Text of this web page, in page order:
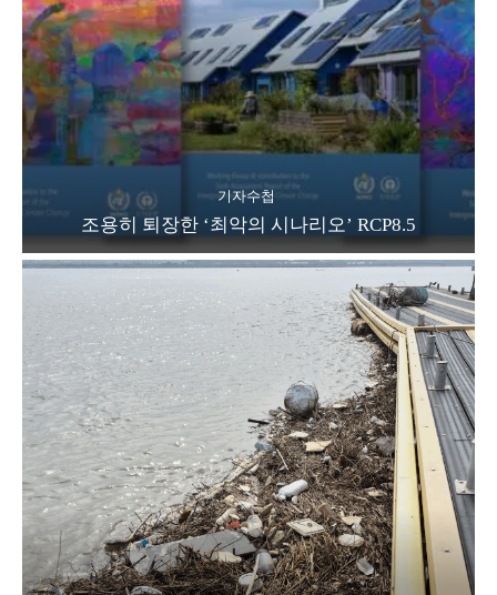
기자수첩
조용히 퇴장한 ‘최악의 시나리오’ RCP8.5